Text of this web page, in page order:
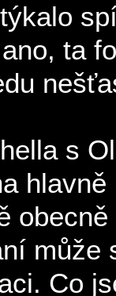
ta
s
hlavně
může
Co